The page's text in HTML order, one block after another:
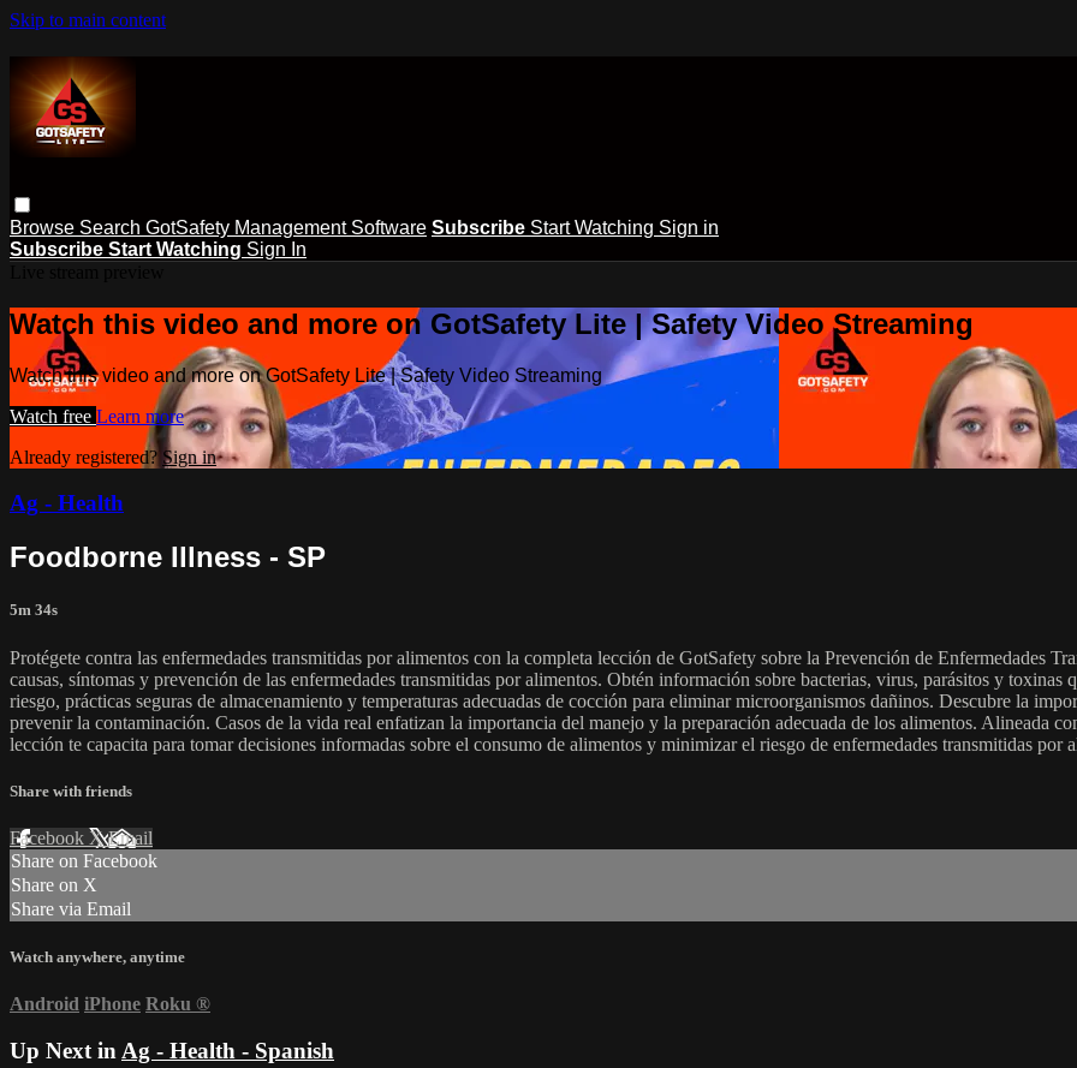
Skip to main content
Browse Search GotSafety Management Software Subscribe Start Watching Sign in
Subscribe Start Watching Sign In
Watch this video and more on GotSafety Lite | Safety Video Streaming
Watch this video and more on GotSafety Lite | Safety Video Streaming
Watch free Learn more
Already registered? Sign in
Ag - Health
Foodborne Illness - SP
5m 34s
Protégete contra las enfermedades transmitidas por alimentos con la completa lección de GotSafety sobre la Prevención de Enfermedades
causas, síntomas y prevención de las enfermedades transmitidas por alimentos. Obtén información sobre bacterias, virus, parásitos y
riesgo, prácticas seguras de almacenamiento y temperaturas adecuadas de cocción para eliminar microorganismos dañinos. Descubre la
prevenir la contaminación. Casos de la vida real enfatizan la importancia del manejo y la preparación adecuada de los alimentos. Alineada
lección te capacita para tomar decisiones informadas sobre el consumo de alimentos y minimizar el riesgo de enfermedades transmitidas por
Share with friends
Facebook XEmail
Share on Facebook
Share on X
Share via Email
Watch anywhere, anytime
Android iPhone Roku ®
Up Next in Ag - Health - Spanish